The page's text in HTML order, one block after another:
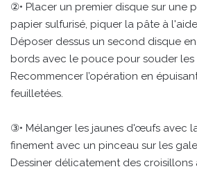
②• Placer un premier disque sur une
papier sulfurisé, piquer la pâte à
Déposer dessus un second disque
bords avec le pouce pour souder les
Recommencer l’opération en
feuilletées.
③• Mélanger les jaunes d'œufs avec
finement avec un pinceau sur les
Dessiner délicatement des